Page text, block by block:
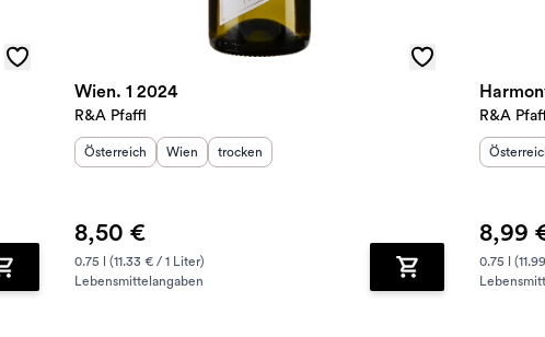
Zum Warenkorb hinzufügen
Wien. 1 2024
R&A Pfaffl
Herkunftsland :
Österreich Herkunftsregion
Wien Geschmack
trocken
8,50 €
0.75 l (11.33 € / 1 Liter)
Lebensmittelangaben
Zum Warenkorb
R&A
8,99
0.75 l